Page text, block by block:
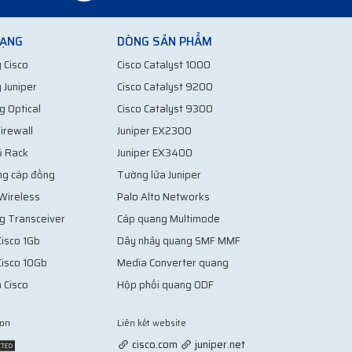
Juniper
Optical
Rack
cáp đồng
Transceiver
1Gb
10Gb
DÒNG SẢN PHẨM
Cisco Catalyst 1000
Cisco Catalyst 9200
Cisco Catalyst 9300
Juniper EX2300
Juniper EX3400
Tường lửa Juniper
Palo Alto Networks
Cáp quang Multimode
Dây nhảy quang SMF MMF
Media Converter quang
Hộp phối quang ODF
Liên kết website
cisco.com
juniper.net